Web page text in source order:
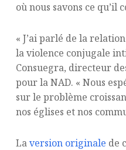
où nous savons ce qu’il
« J’ai parlé de la
la violence conjugale
Consuegra, directeur
pour la NAD. « Nous
sur le problème
nos églises et nos
Laversion originale de